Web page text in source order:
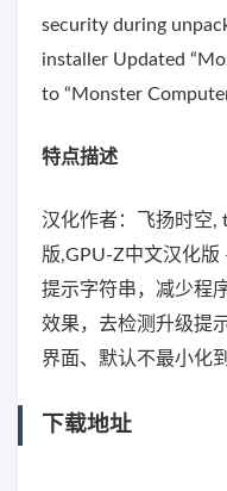
security during
installer Updated
to “Monster
特点描述
汉化作者：飞扬时空,
版,GPU-Z中文汉化
提示字符串，减少程
效果，去检测升级提
界面、默认不最小化
下载地址